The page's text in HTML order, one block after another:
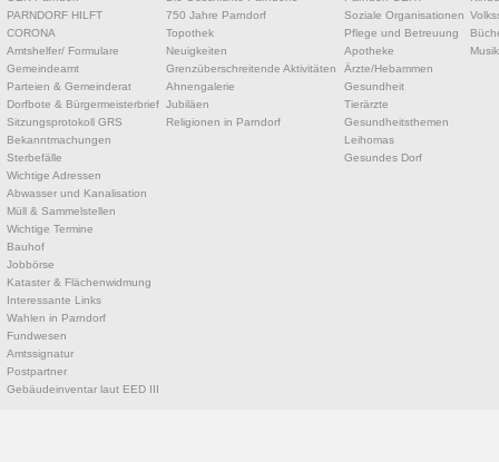
PARNDORF HILFT
CORONA
Amtshelfer/ Formulare
Gemeindeamt
Parteien & Gemeinderat
Dorfbote & Bürgermeisterbrief
Sitzungsprotokoll GRS
Bekanntmachungen
Sterbefälle
Wichtige Adressen
Abwasser und Kanalisation
Müll & Sammelstellen
Wichtige Termine
Bauhof
Jobbörse
Kataster & Flächenwidmung
Interessante Links
Wahlen in Parndorf
Fundwesen
Amtssignatur
Postpartner
Gebäudeinventar laut EED III
750 Jahre Parndorf
Topothek
Neuigkeiten
Grenzüberschreitende Aktivitäten
Ahnengalerie
Jubiläen
Religionen in Parndorf
Soziale Organisationen
Pflege und Betreuung
Apotheke
Ärzte/Hebammen
Gesundheit
Tierärzte
Gesundheitsthemen
Leihomas
Gesundes Dorf